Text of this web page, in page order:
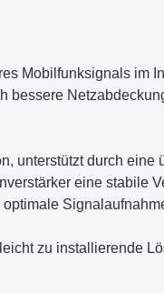
Mobilfunksignals im
bessere
unterstützt durch
eine stabile
zu installierende